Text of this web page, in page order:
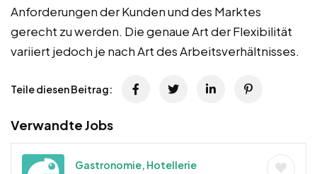
Anforderungen der Kunden und des Marktes
gerecht zu werden. Die genaue Art der Flexibilität
variiert jedoch je nach Art des Arbeitsverhältnisses.
Teile diesen Beitrag:
Verwandte Jobs
Gastronomie, Hotellerie